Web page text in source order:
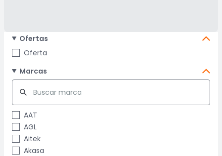
Ofertas
Oferta
Marcas
AAT
AGL
Aitek
Akasa